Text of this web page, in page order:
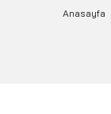
Anasayfa